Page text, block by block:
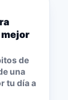
mejor
de
una
tu día a